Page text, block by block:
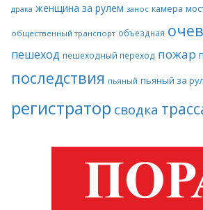
драка женщина за рулем занос камера
общественный транспорт объездная
пешеход пешеходный переход пожар
последствия пьяный пьяный за
регистратор сводка